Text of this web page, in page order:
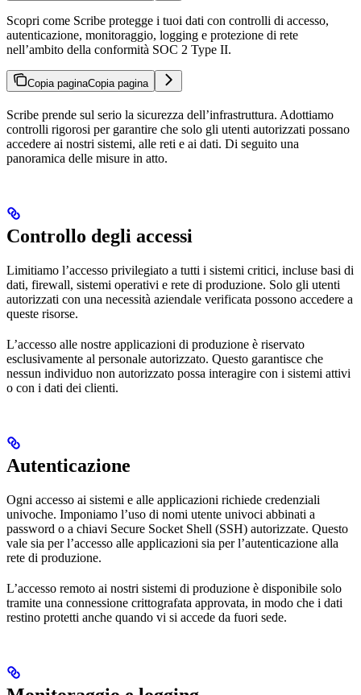
Scopri come Scribe protegge i tuoi dati con controlli di accesso,
autenticazione, monitoraggio, logging e protezione di rete
nell’ambito della conformità SOC 2 Type II.
Copia paginaCopia pagina
Scribe prende sul serio la sicurezza dell’infrastruttura. Adottiamo
controlli rigorosi per garantire che solo gli utenti autorizzati possano
accedere ai nostri sistemi, alle reti e ai dati. Di seguito una
panoramica delle misure in atto.
Controllo degli accessi
Limitiamo l’accesso privilegiato a tutti i sistemi critici, incluse basi di
dati, firewall, sistemi operativi e rete di produzione. Solo gli utenti
autorizzati con una necessità aziendale verificata possono accedere a
queste risorse.
L’accesso alle nostre applicazioni di produzione è riservato
esclusivamente al personale autorizzato. Questo garantisce che
nessun individuo non autorizzato possa interagire con i sistemi attivi
o con i dati dei clienti.
Autenticazione
Ogni accesso ai sistemi e alle applicazioni richiede credenziali
univoche. Imponiamo l’uso di nomi utente univoci abbinati a
password o a chiavi Secure Socket Shell (SSH) autorizzate. Questo
vale sia per l’accesso alle applicazioni sia per l’autenticazione alla
rete di produzione.
L’accesso remoto ai nostri sistemi di produzione è disponibile solo
tramite una connessione crittografata approvata, in modo che i dati
restino protetti anche quando vi si accede da fuori sede.